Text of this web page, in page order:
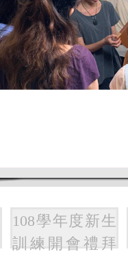
108學年度新生
訓練開會禮拜